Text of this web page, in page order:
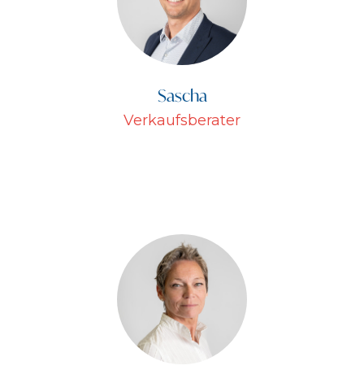
Sascha
Verkaufsberater